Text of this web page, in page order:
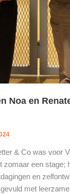
Noa en
& Co was voor
zomaar een stage;
en
met